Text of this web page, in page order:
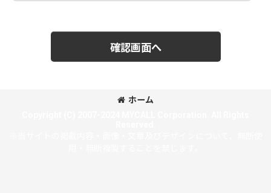
確認画面へ
ホーム